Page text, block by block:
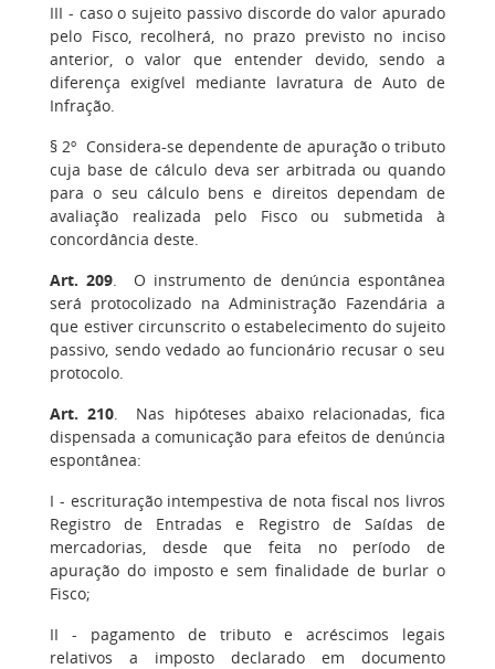
III - caso o sujeito passivo discorde do valor apurado
pelo Fisco, recolherá, no prazo previsto no inciso
anterior, o valor que entender devido, sendo a
diferença exigível mediante lavratura de Auto de
Infração.
§ 2º Considera-se dependente de apuração o tributo
cuja base de cálculo deva ser arbitrada ou quando
para o seu cálculo bens e direitos dependam de
avaliação realizada pelo Fisco ou submetida à
concordância deste.
Art. 209. O instrumento de denúncia espontânea
será protocolizado na Administração Fazendária a
que estiver circunscrito o estabelecimento do sujeito
passivo, sendo vedado ao funcionário recusar o seu
protocolo.
Art. 210. Nas hipóteses abaixo relacionadas, fica
dispensada a comunicação para efeitos de denúncia
espontânea:
I - escrituração intempestiva de nota fiscal nos livros
Registro de Entradas e Registro de Saídas de
mercadorias, desde que feita no período de
apuração do imposto e sem finalidade de burlar o
Fisco;
II - pagamento de tributo e acréscimos legais
relativos a imposto declarado em documento